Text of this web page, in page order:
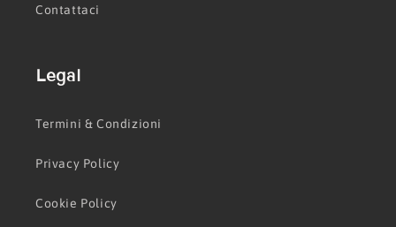
Contattaci
Legal
Termini & Condizioni
Privacy Policy
Cookie Policy